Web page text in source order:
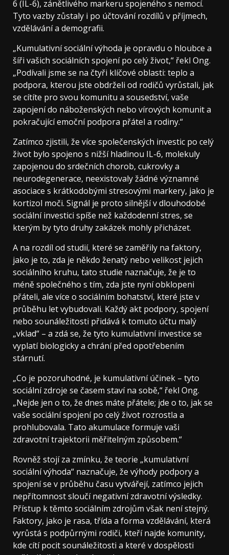
6 (IL-6), zánětlivého markeru spojeného s nemocí.
Tyto vazby zůstaly i po účtování rozdílů v příjmech,
vzdělávání a demografii.
„Kumulativní sociální výhoda je opravdu o hloubce a
šíři vašich sociálních spojení po celý život,“ řekl Ong.
„Podívali jsme se na čtyři klíčové oblasti: teplo a
podpora, kterou jste obdrželi od rodičů vyrůstali, jak
se cítíte pro svou komunitu a sousedství, vaše
zapojení do náboženských nebo vírových komunit a
pokračující emoční podpora přátel a rodiny.“
Zatímco zjistili, že více společenských investic po celý
život bylo spojeno s nižší hladinou IL-6, molekuly
zapojenou do srdečních chorob, cukrovky a
neurodegenerace, neexistovaly žádné významné
asociace s krátkodobými stresovými markery, jako je
kortizol moči. Signál je proto silnější v dlouhodobé
sociální investici spíše než každodenní stres, se
kterým by tyto druhy zakázek mohly přicházet.
A na rozdíl od studií, které se zaměřily na faktory,
jako je to, zda je někdo ženatý nebo velikost jejich
sociálního kruhu, tato studie naznačuje, že je to
méně společného s tím, zda jste nyní obklopeni
přáteli, ale více o sociálním bohatství, které jste v
průběhu let vybudovali. Každý akt podpory, spojení
nebo sounáležitosti přidává k tomuto účtu malý
„vklad“ – a zdá se, že tyto kumulativní investice se
vyplatí biologicky a chrání před opotřebením
stárnutí.
„Co je pozoruhodné, je kumulativní účinek – tyto
sociální zdroje se časem staví na sobě,“ řekl Ong.
„Nejde jen o to, že dnes máte přátele; jde o to, jak se
vaše sociální spojení po celý život rozrostla a
prohlubovala. Tato akumulace formuje vaši
zdravotní trajektorii měřitelným způsobem.“
Rovněž stojí za zmínku, že teorie „kumulativní
sociální výhoda“ naznačuje, že výhody podpory a
spojení se v průběhu času vytvářejí, zatímco jejich
nepřítomnost sloučí negativní zdravotní výsledky.
Přístup k těmto sociálním zdrojům však není stejný.
Faktory, jako je rasa, třída a forma vzdělávání, která
vyrůstá s podpůrnými rodiči, kteří najde komunity,
kde cítí pocit sounáležitosti a které v dospělosti